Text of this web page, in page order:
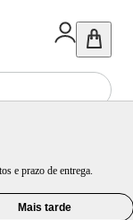
e prazo de entrega.
Mais tarde